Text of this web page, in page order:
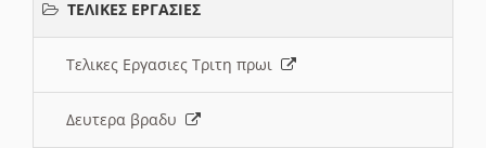
ΤΕΛΙΚΕΣ ΕΡΓΑΣΙΕΣ
Τελικες Εργασιες Τριτη πρωι
Δευτερα βραδυ